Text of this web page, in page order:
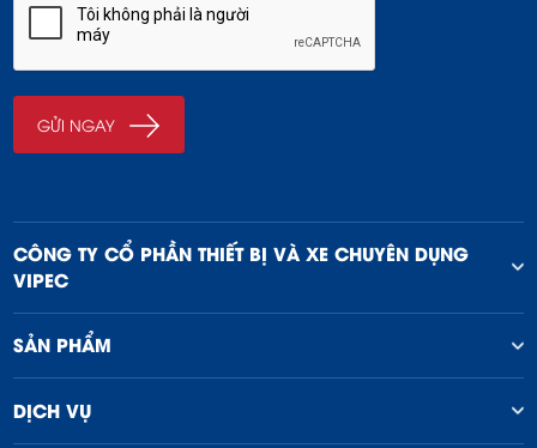
CÔNG TY CỔ PHẦN THIẾT BỊ VÀ XE CHUYÊN DỤNG
VIPEC
SẢN PHẨM
DỊCH VỤ